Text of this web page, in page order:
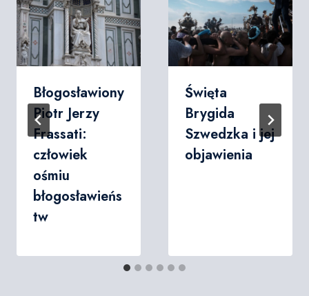
Błogosławiony
Piotr Jerzy
Frassati:
człowiek
ośmiu
błogosławieńs
tw
Święta
Brygida
Szwedzka i jej
objawienia